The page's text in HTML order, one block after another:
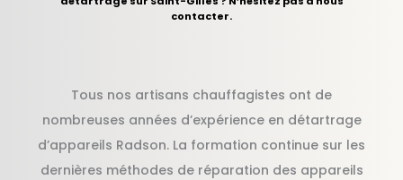
contacter.
Tous nos artisans chauffagistes ont de
nombreuses années d’expérience en détartrage
d’appareils Radson. La formation continue sur les
dernières méthodes de réparation des appareils